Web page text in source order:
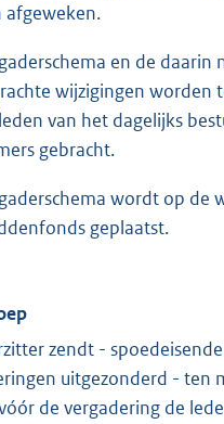
afgeweken.
en de daarin
wijzigingen worden
van het dagelijks
gebracht.
wordt op de
geplaatst.
zendt - spoedeisende
uitgezonderd - ten
de vergadering de